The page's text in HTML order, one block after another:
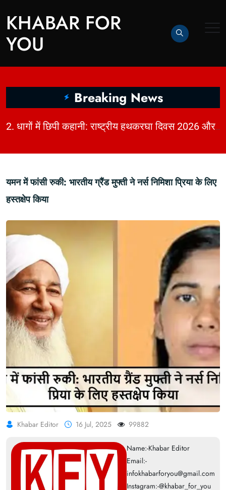
KHABAR FOR
YOU
Breaking News
| 2. धागों में छिपी कहानी: राष्ट्रीय हथकरघा दिवस 2026 और भारत की बुनाई विरासत | KhabarForYou
यमन में फांसी रुकी: भारतीय ग्रैंड मुफ्ती ने नर्स निमिशा प्रिया के लिए
हस्तक्षेप किया
Khabar Editor 16 Jul, 2025 99882
Name:-Khabar Editor
Email:-
infokhabarforyou@gmail.com
Instagram:-@khabar_for_you